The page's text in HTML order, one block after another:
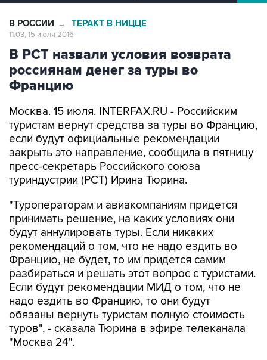
В РОССИИ → ТЕРАКТ В НИЦЦЕ
11:03, 15 июля 2016
В РСТ назвали условия возврата
россиянам денег за туры во
Францию
Москва. 15 июля. INTERFAX.RU - Российским
туристам вернут средства за туры во Францию,
если будут официальные рекомендации
закрыть это направление, сообщила в пятницу
пресс-секретарь Российского союза
туриндустрии (РСТ) Ирина Тюрина.
"Туроператорам и авиакомпаниям придется
принимать решение, на каких условиях они
будут аннулировать туры. Если никаких
рекомендаций о том, что не надо ездить во
Францию, не будет, то им придется самим
разбираться и решать этот вопрос с туристами.
Если будут рекомендации МИД о том, что не
надо ездить во Францию, то они будут
обязаны вернуть туристам полную стоимость
туров", - сказала Тюрина в эфире телеканала
"Москва 24".